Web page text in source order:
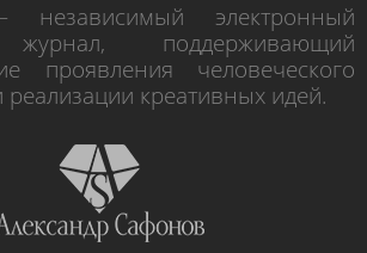
независимый электронный
журнал, поддерживающий
проявления человеческого
креативных идей.